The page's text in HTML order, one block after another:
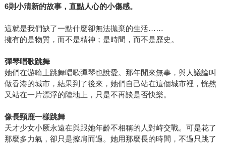
6則小清新的故事，直點人心的小傷感。
這就是我們缺了一點什麼卻無法拋棄的生活……
擁有的是物質，而不是精神；是時間，而不是歷史。
彈琴唱歌跳舞
她們在游輪上跳舞唱歌彈琴也說愛。那年閒來無事，與人議論叫
做香港的城市，結果到了後來，她們自己站在這個城市裡，恍然
又站在一片漂浮的陸地上，只是不再談是否快樂。
像長頸鹿一樣跳舞
天才少女小厥永遠在與跟她年齡不相稱的人對峙交戰。可是花了
那麼多力氣，卻只是擦肩而過。她用那麼長的時間，不過只跳了